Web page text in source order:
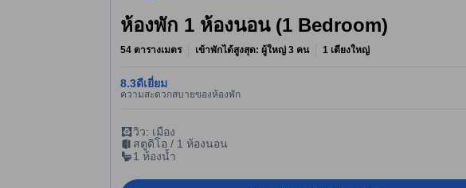
ห้องพัก 1 ห้องนอน (1 Bedroom)
54 ตารางเมตร เข้าพักได้สูงสุด: ผู้ใหญ่ 3 คน 1 เตียงใหญ่
8.3ดีเยี่ยม
ความสะดวกสบายของห้องพัก
วิว: เมือง
สตูดิโอ / 1 ห้องนอน
1 ห้องน้ำ